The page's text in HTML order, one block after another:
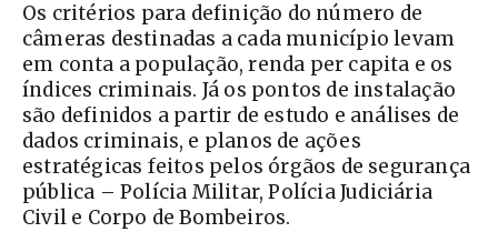
Os critérios para definição do número de
câmeras destinadas a cada município levam
em conta a população, renda per capita e os
índices criminais. Já os pontos de instalação
são definidos a partir de estudo e análises de
dados criminais, e planos de ações
estratégicas feitos pelos órgãos de segurança
pública – Polícia Militar, Polícia Judiciária
Civil e Corpo de Bombeiros.